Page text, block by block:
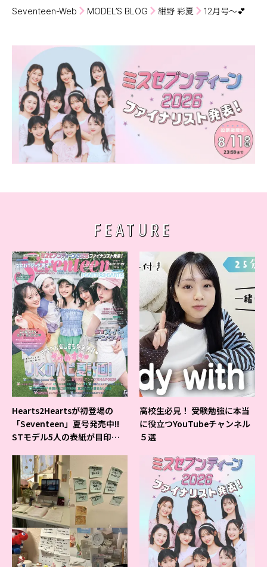
Seventeen-Web MODEL’S BLOG 紺野 彩夏 12月号〜💕
FEATURE
Hearts2Heartsが初登場の
「Seventeen」夏号発売中!!
STモデル5人の表紙が目印だ
高校生必見！ 受験勉強に本当
に役立つYouTubeチャンネル
５選